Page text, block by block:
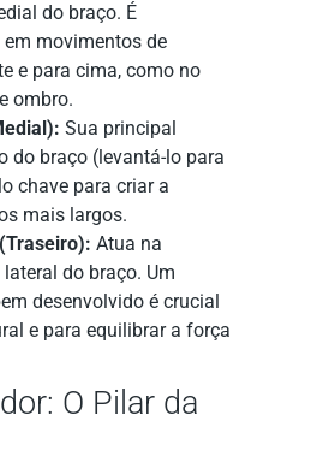
do braço. É
movimentos de
e para cima, como no
ombro.
Sua principal
do braço (levantá-lo para
chave para criar a
mais largos.
Atua na
do braço. Um
desenvolvido é crucial
e para equilibrar a força
O Pilar da